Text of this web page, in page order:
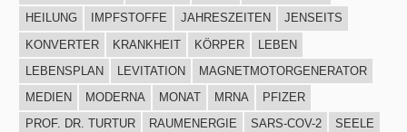
HEILUNG
IMPFSTOFFE JAHRESZEITEN
JENSEITS
KONVERTER
KRANKHEIT KÖRPER
LEBEN
LEBENSPLAN
LEVITATION
MAGNETMOTORGENERATOR
MEDIEN
MODERNA MONAT MRNA
PFIZER
PROF. DR. TURTUR
RAUMENERGIE SARS-COV-2
SEELE